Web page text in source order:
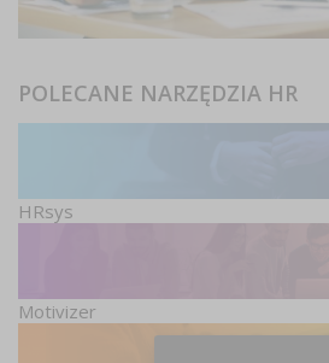
POLECANE NARZĘDZIA HR
HRsys
Motivizer